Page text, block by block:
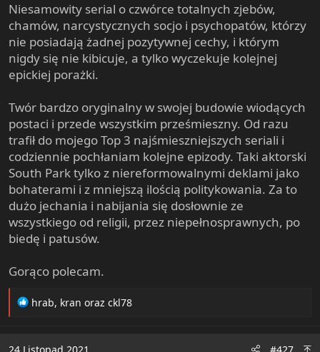
Niesamowity serial o czwórce totalnych zjebów,
chamów, narcystycznych socjo i psychopatów, którzy
nie posiadają żadnej pozytywnej cechy, i którym
nigdy się nie kibicuje, a tylko wyczekuje kolejnej
epickiej porażki.
Twór bardzo oryginalny w swojej budowie wiodących
postaci i przede wszystkim prześmieszny. Od razu
trafił do mojego Top 3 najśmieszniejszych seriali i
codziennie pochłaniam kolejne epizody. Taki aktorski
South Park tylko z niereformowalnymi deklami jako
bohaterami i z mniejszą ilością politykowania. Za to
dużo jechania i nabijania się dosłownie ze
wszystkiego od religii, przez niepełnosprawnych, po
biedę i patusów.
Gorąco polecam.
R
hrab, kran oraz ckl78